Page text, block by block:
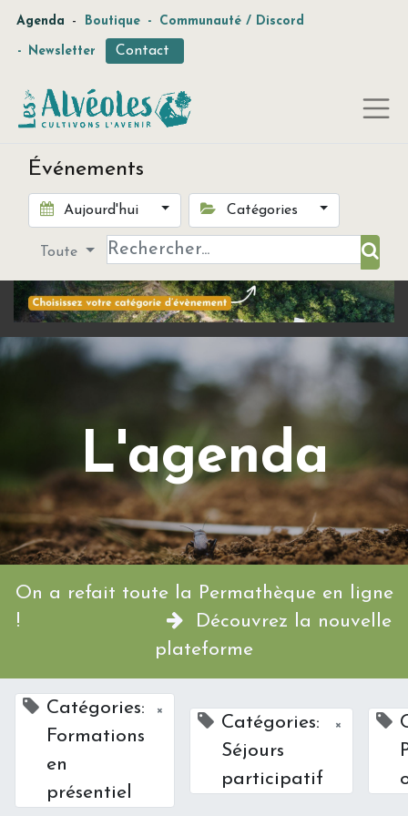
Agenda - Boutique - Communauté / Discord
- Newsletter Contact
Événements
Aujourd'hui Catégories
Toute
L'agenda
On a refait toute la Permathèque en ligne
!
Découvrez la nouvelle
plateforme
Catégories:
Formations
en
présentiel
×
Catégories:
Séjours
participatif
×